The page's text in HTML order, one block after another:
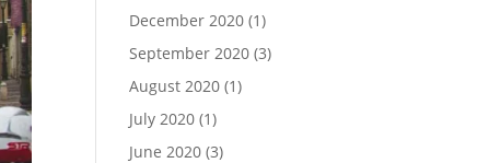
December 2020 (1)
September 2020 (3)
August 2020 (1)
July 2020 (1)
June 2020 (3)